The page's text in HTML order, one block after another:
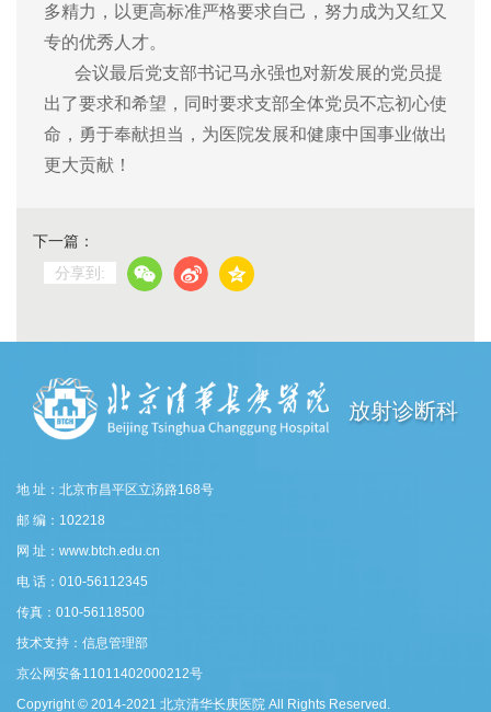
多精力，以更高标准严格要求自己，努力成为又红又
专的优秀人才。
会议最后党支部书记马永强也对新发展的党员提
出了要求和希望，同时要求支部全体党员不忘初心使
命，勇于奉献担当，为医院发展和健康中国事业做出
更大贡献！
下一篇：
分享到:
放射诊断科
地 址：北京市昌平区立汤路168号
邮 编：102218
网 址：www.btch.edu.cn
电 话：010-56112345
传真：010-56118500
技术支持：信息管理部
京公网安备11011402000212号
Copyright © 2014-2021 北京清华长庚医院 All Rights Reserved.